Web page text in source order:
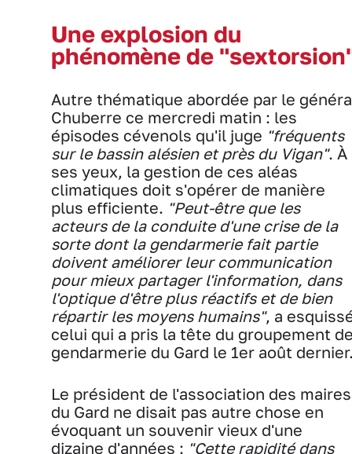
Une explosion du
phénomène de
Autre thématique abordée par le
Chuberre ce mercredi matin : les
épisodes cévenols qu'il juge "fréquents
sur le bassin alésien et près du Vigan". À
ses yeux, la gestion de ces aléas
climatiques doit s'opérer de manière
plus efficiente. "Peut-être que les
acteurs de la conduite d'une crise de la
sorte dont la gendarmerie fait partie
doivent améliorer leur communication
pour mieux partager l'information, dans
l'optique d'être plus réactifs et de bien
répartir les moyens humains", a
celui qui a pris la tête du groupement
gendarmerie du Gard le 1er août
Le président de l'association des maires
du Gard ne disait pas autre chose en
évoquant un souvenir vieux d'une
dizaine d'années : "Cette rapidité dans